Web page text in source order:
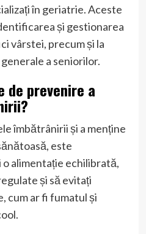
în geriatrie. Aceste
și gestionarea
vârstei, precum și la
a seniorilor.
de prevenire a
îmbătrânirii și a menține
este
alimentație echilibrată,
și să evitați
cum ar fi fumatul și